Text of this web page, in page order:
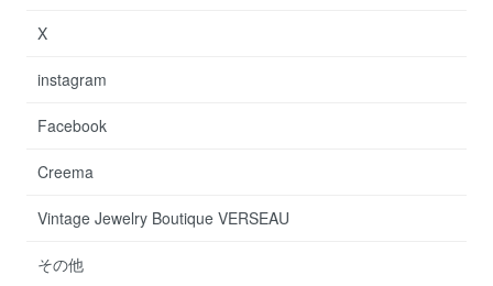
X
instagram
Facebook
Creema
Vintage Jewelry Boutique VERSEAU
その他